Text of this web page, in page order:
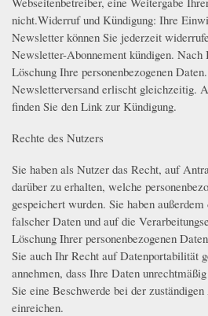
nicht.Widerruf und Kündigung: Ihre
Newsletter können Sie jederzeit
Newsletter-Abonnement kündigen.
Löschung Ihre personenbezogenen
Newsletterversand erlischt gleichzeitig.
finden Sie den Link zur Kündigung.
Rechte des Nutzers
Sie haben als Nutzer das Recht, auf
darüber zu erhalten, welche
gespeichert wurden. Sie haben
falscher Daten und auf die
Löschung Ihrer personenbezogenen
Sie auch Ihr Recht auf Datenportabilität
annehmen, dass Ihre Daten
Sie eine Beschwerde bei der
einreichen.